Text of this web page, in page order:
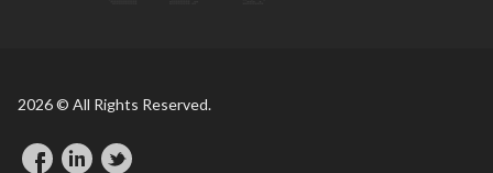
2026 © All Rights Reserved.